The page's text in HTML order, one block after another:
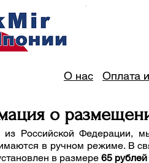
О нас Оплата
о
Российской Федерации,
в ручном режиме. В
в размере 65